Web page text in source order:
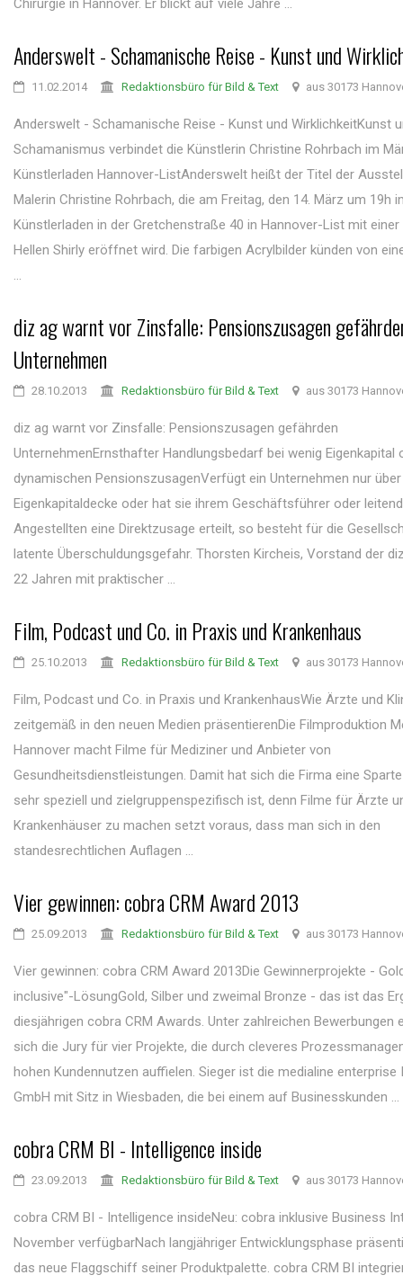
Chirurgie in Hannover. Er blickt auf viele Jahre ...
Anderswelt - Schamanische Reise - Kunst und
11.02.2014 Redaktionsbüro für Bild & Text aus 30173
Anderswelt - Schamanische Reise - Kunst und WirklichkeitKunst
Schamanismus verbindet die Künstlerin Christine Rohrbach im
Künstlerladen Hannover-ListAnderswelt heißt der Titel der
Malerin Christine Rohrbach, die am Freitag, den 14. März um 19h
Künstlerladen in der Gretchenstraße 40 in Hannover-List mit
Hellen Shirly eröffnet wird. Die farbigen Acrylbilder künden von
...
diz ag warnt vor Zinsfalle: Pensionszusagen
Unternehmen
28.10.2013 Redaktionsbüro für Bild & Text aus 30173
diz ag warnt vor Zinsfalle: Pensionszusagen gefährden
UnternehmenErnsthafter Handlungsbedarf bei wenig Eigenkapital
dynamischen PensionszusagenVerfügt ein Unternehmen nur
Eigenkapitaldecke oder hat sie ihrem Geschäftsführer oder
Angestellten eine Direktzusage erteilt, so besteht für die
latente Überschuldungsgefahr. Thorsten Kircheis, Vorstand der
22 Jahren mit praktischer ...
Film, Podcast und Co. in Praxis und Krankenhaus
25.10.2013 Redaktionsbüro für Bild & Text aus 30173
Film, Podcast und Co. in Praxis und KrankenhausWie Ärzte und
zeitgemäß in den neuen Medien präsentierenDie Filmproduktion
Hannover macht Filme für Mediziner und Anbieter von
Gesundheitsdienstleistungen. Damit hat sich die Firma eine
sehr speziell und zielgruppenspezifisch ist, denn Filme für Ärzte
Krankenhäuser zu machen setzt voraus, dass man sich in den
standesrechtlichen Auflagen ...
Vier gewinnen: cobra CRM Award 2013
25.09.2013 Redaktionsbüro für Bild & Text aus 30173
Vier gewinnen: cobra CRM Award 2013Die Gewinnerprojekte -
inclusive"-LösungGold, Silber und zweimal Bronze - das ist das
diesjährigen cobra CRM Awards. Unter zahlreichen Bewerbungen
sich die Jury für vier Projekte, die durch cleveres
hohen Kundennutzen auffielen. Sieger ist die medialine
GmbH mit Sitz in Wiesbaden, die bei einem auf Businesskunden ...
cobra CRM BI - Intelligence inside
23.09.2013 Redaktionsbüro für Bild & Text aus 30173
cobra CRM BI - Intelligence insideNeu: cobra inklusive Business
November verfügbarNach langjähriger Entwicklungsphase
das neue Flaggschiff seiner Produktpalette. cobra CRM BI